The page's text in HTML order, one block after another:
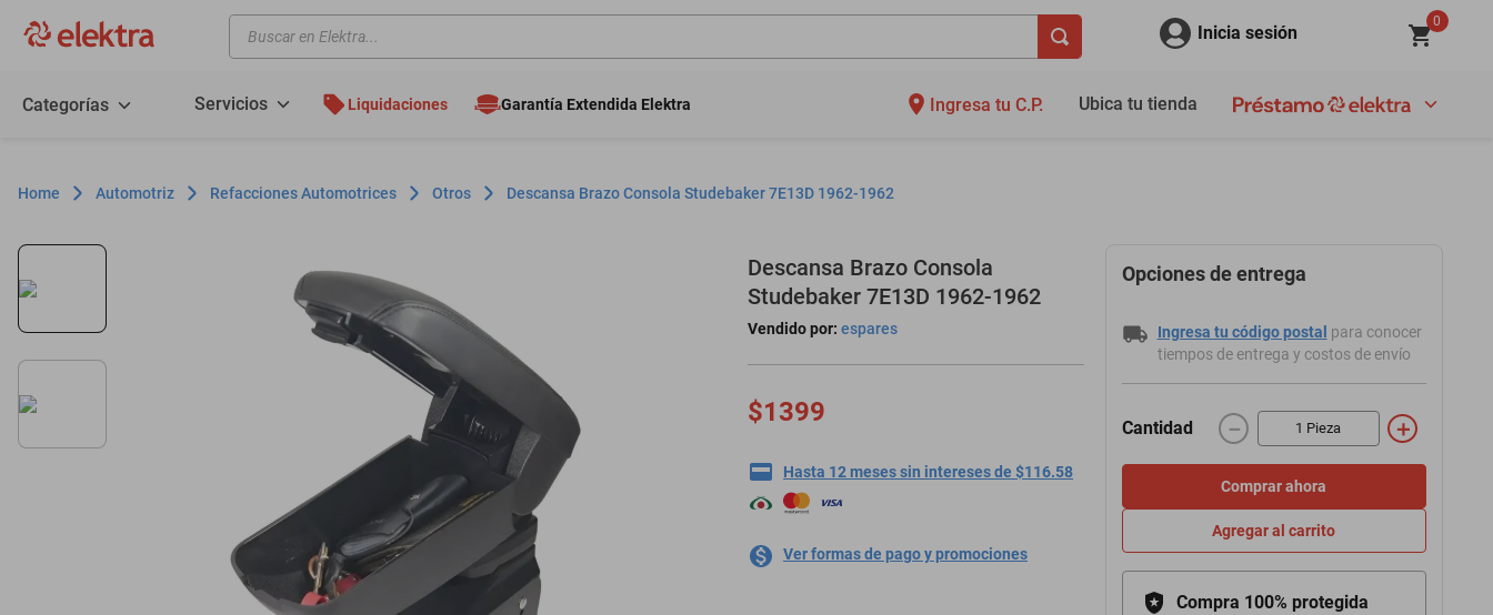
Buscar en Elektra... Inicia sesión
0
Categorías Servicios Liquidaciones Garantía Extendida Elektra Ingresa tu C.P. Ubica tu tienda
Automotriz Refacciones Automotrices Otros Descansa Brazo Consola Studebaker 7E13D 1962-1962
Descansa Brazo Consola
Studebaker 7E13D 1962-1962
Vendido por: espares
$1399
Hasta 12 meses sin intereses de $116.58
Ver formas de pago y promociones
Opciones de entrega
Ingresa tu código postal para conocer
tiempos de entrega y costos de envío
Cantidad ＋
－
Comprar ahora
Agregar al carrito
Compra 100% protegida
motos
lavadoras
colchones